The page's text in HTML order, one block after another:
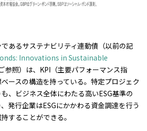
あるサステナビリティ連動債（以前の記
Innovations in Sustainable
参照）は、KPI（主要パフォーマンス指
ースの構造を持っている。特定プロジェク
、ビジネス全体にわたる高いESG基準の
発行企業はESGにかかわる資金調達を行う
することができる。